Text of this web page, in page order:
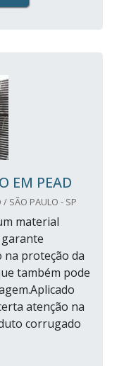
EM PEAD
/ SÃO PAULO - SP
material
na proteção da
também pode
atenção na
corrugado